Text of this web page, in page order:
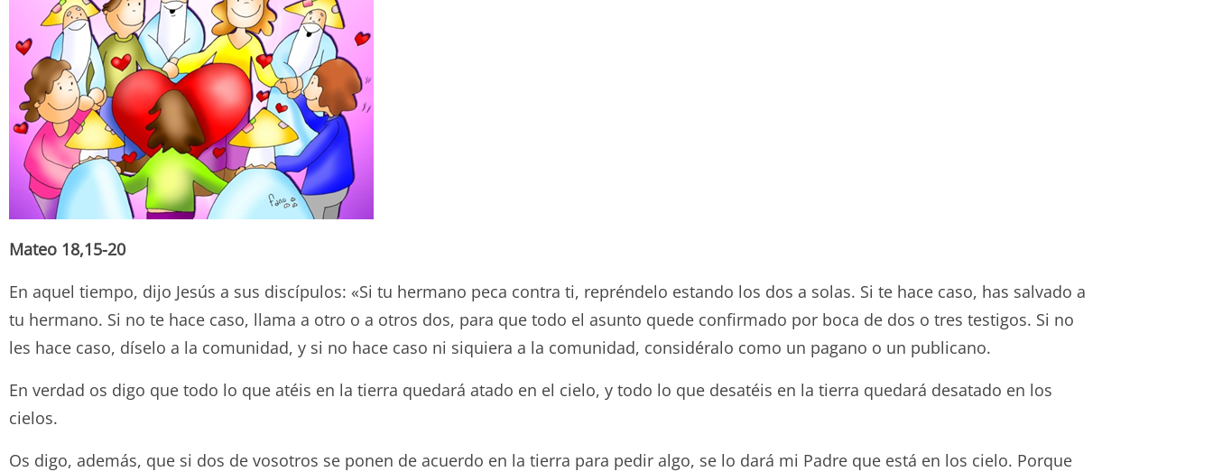
Mateo 18,15-20
En aquel tiempo, dijo Jesús a sus discípulos: «Si tu hermano peca contra ti, repréndelo estando los dos a solas. Si te hace caso, has salvado a
tu hermano. Si no te hace caso, llama a otro o a otros dos, para que todo el asunto quede confirmado por boca de dos o tres testigos. Si no
les hace caso, díselo a la comunidad, y si no hace caso ni siquiera a la comunidad, considéralo como un pagano o un publicano.
En verdad os digo que todo lo que atéis en la tierra quedará atado en el cielo, y todo lo que desatéis en la tierra quedará desatado en los
cielos.
Os digo, además, que si dos de vosotros se ponen de acuerdo en la tierra para pedir algo, se lo dará mi Padre que está en los cielo. Porque